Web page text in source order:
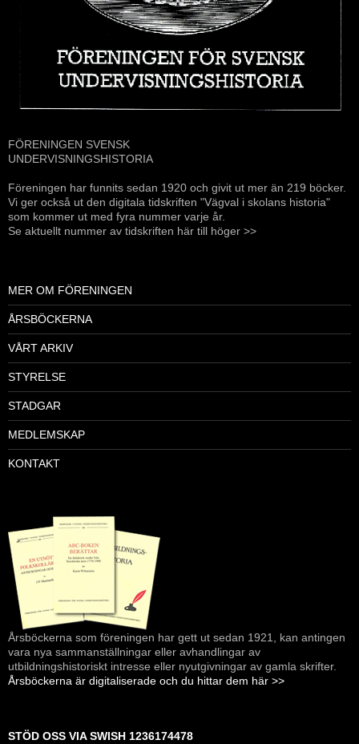
FÖRENINGEN SVENSK
UNDERVISNINGSHISTORIA
Föreningen har funnits sedan 1920 och givit ut mer än 219 böcker.
Vi ger också ut den digitala tidskriften "Vägval i skolans historia"
som kommer ut med fyra nummer varje år.
Se aktuellt nummer av tidskriften här till höger >>
MER OM FÖRENINGEN
ÅRSBÖCKERNA
VÅRT ARKIV
STYRELSE
STADGAR
MEDLEMSKAP
KONTAKT
Årsböckerna som föreningen har gett ut sedan 1921, kan antingen
vara nya sammanställningar eller avhandlingar av
utbildningshistoriskt intresse eller nyutgivningar av gamla skrifter.
Årsböckerna är digitaliserade och du hittar dem här >>
STÖD OSS VIA SWISH 1236174478